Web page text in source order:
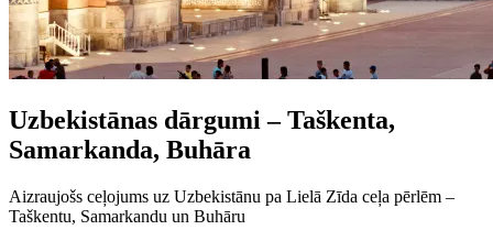
Uzbekistānas dārgumi – Taškenta,
Samarkanda, Buhāra
Aizraujošs ceļojums uz Uzbekistānu pa Lielā Zīda ceļa pēr­lēm –
Taškentu, Samarkandu un Buhāru